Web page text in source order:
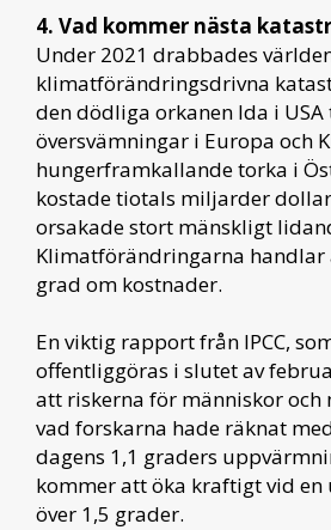
4. Vad kommer nästa
Under 2021 drabbades
klimatförändringsdrivna
den dödliga orkanen Ida i
översvämningar i Europa och
hungerframkallande torka i
kostade tiotals miljarder
orsakade stort mänskligt
Klimatförändringarna handlar
grad om kostnader.
En viktig rapport från IPCC,
offentliggöras i slutet av
att riskerna för människor och
vad forskarna hade räknat
dagens 1,1 graders
kommer att öka kraftigt vid
över 1,5 grader.